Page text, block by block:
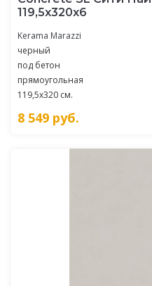
119,5x320х6
Kerama Marazzi
черный
под бетон
прямоугольная
119,5x320 см.
8 549 руб.